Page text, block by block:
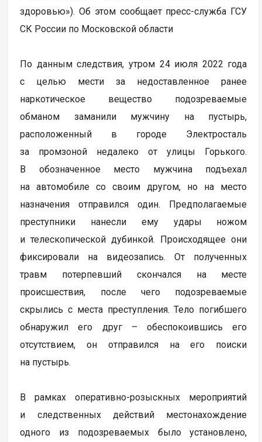
здоровью»). Об этом сообщает пресс-служба ГСУ
СК России по Московской области
По данным следствия, утром 24 июля 2022 года
с целью мести за недоставленное ранее
наркотическое вещество подозреваемые
обманом заманили мужчину на пустырь,
расположенный в городе Электросталь
за промзоной недалеко от улицы Горького.
В обозначенное место мужчина подъехал
на автомобиле со своим другом, но на место
назначения отправился один. Предполагаемые
преступники нанесли ему удары ножом
и телескопической дубинкой. Происходящее они
фиксировали на видеозапись. От полученных
травм потерпевший скончался на месте
происшествия, после чего подозреваемые
скрылись с места преступления. Тело погибшего
обнаружил его друг – обеспокоившись его
отсутствием, он отправился на его поиски
на пустырь.
В рамках оперативно-розыскных мероприятий
и следственных действий местонахождение
одного из подозреваемых было установлено,